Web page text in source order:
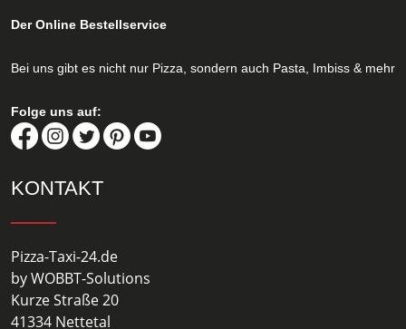
Der Online Bestellservice
Bei uns gibt es nicht nur Pizza, sondern auch Pasta, Imbiss & mehr
Folge uns auf:
KONTAKT
Pizza-Taxi-24.de
by WOBBT-Solutions
Kurze Straße 20
41334 Nettetal